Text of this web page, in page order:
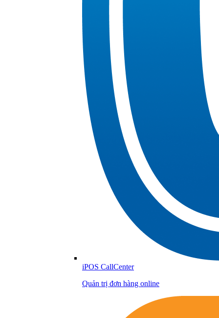
iPOS CallCenter
Quản trị đơn hàng online